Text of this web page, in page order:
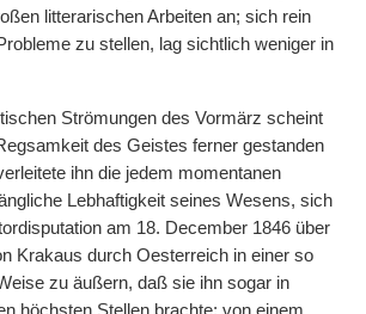
litterarischen Arbeiten an; sich rein
zu stellen, lag sichtlich weniger in
Strömungen des Vormärz scheint
des Geistes ferner gestanden
ihn die jedem momentanen
Lebhaftigkeit seines Wesens, sich
am 18. December 1846 über
Krakaus durch Oesterreich in einer so
zu äußern, daß sie ihn sogar in